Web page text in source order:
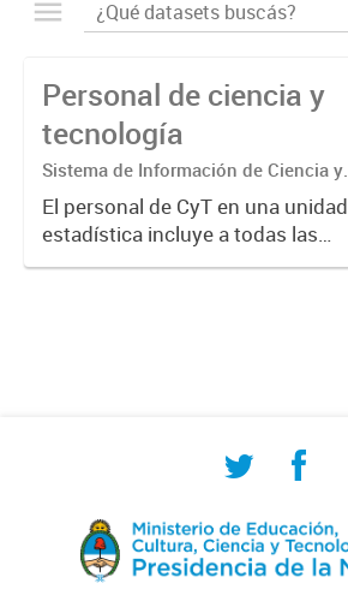
Personal de ciencia y
tecnología
Sistema de Información de Ciencia y
Tecnología Argentino (SICYTAR)
El personal de CyT en una unidad
estadística incluye a todas las
personas involucradas